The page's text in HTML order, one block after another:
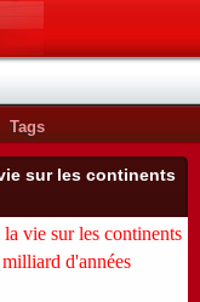
Tags
sur les continents
vie sur les continents
d'années